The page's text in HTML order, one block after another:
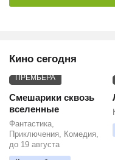
Кино сегодня
ПРЕМЬЕРА
Смешарики сквозь
вселенные
Фантастика,
Приключения, Комедия,
до 19 августа